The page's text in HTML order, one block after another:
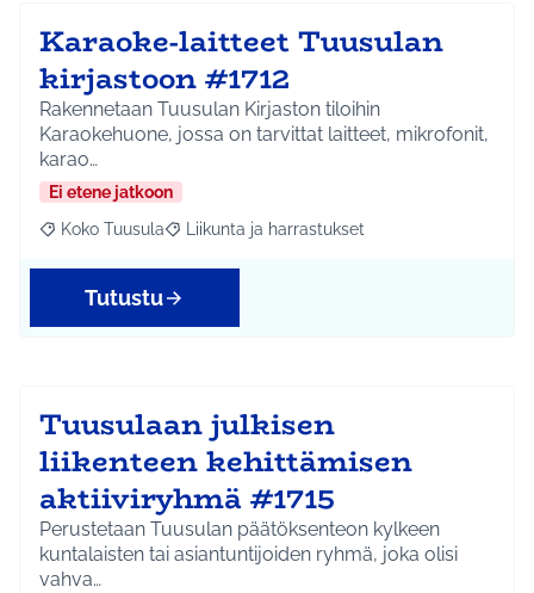
Karaoke-laitteet Tuusulan
kirjastoon #1712
Rakennetaan Tuusulan Kirjaston tiloihin
Karaokehuone, jossa on tarvittat laitteet, mikrofonit,
karao…
Ei etene jatkoon
Rajaa tulokset aihepiirin mukaan: Koko Tuusula
Koko Tuusula Rajaa tulokset teeman mukaan: Liikunta ja
Liikunta ja harrastukset
Tutustu
Tuusulaan julkisen
liikenteen kehittämisen
aktiiviryhmä #1715
Perustetaan Tuusulan päätöksenteon kylkeen
kuntalaisten tai asiantuntijoiden ryhmä, joka olisi
vahva…